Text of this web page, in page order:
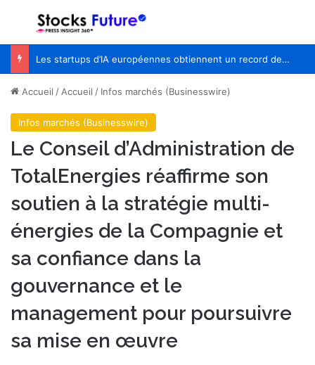
Menu
Les startups d’IA européennes obtiennent un record de 55% de capital-risque alors que le financement du premier semestre atteint 23 milliards de dollars
Accueil /Accueil / Infos marchés (Businesswire)
Infos marchés (Businesswire)
Le Conseil d’Administration de
TotalEnergies réaffirme son
soutien à la stratégie multi-
énergies de la Compagnie et
sa confiance dans la
gouvernance et le
management pour poursuivre
sa mise en œuvre